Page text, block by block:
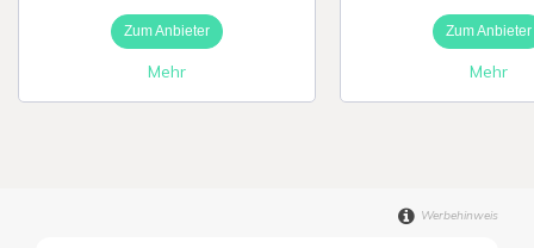
Digitale
Zum Anbieter
Mehr
Zum Anbieter
Mehr
Werbehinweis